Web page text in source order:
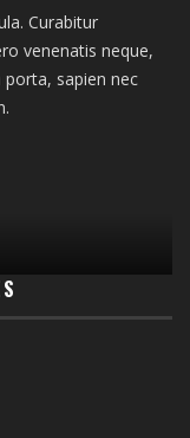
Curabitur
venenatis neque,
porta, sapien nec